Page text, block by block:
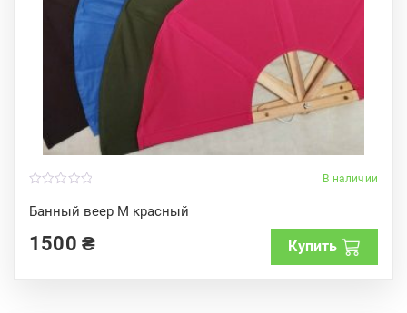
В наличии
Банный веер M красный
o
u
o
1500 ₴ Купить